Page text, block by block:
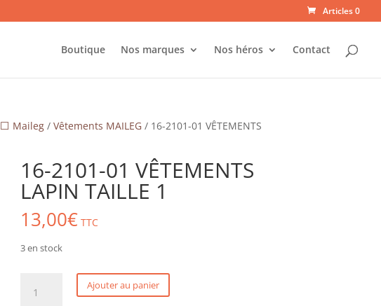
Articles 0
Boutique Nos marques Nos héros Contact
⬜ Maileg/ Vêtements MAILEG/ 16-2101-01 VÊTEMENTS
16-2101-01 VÊTEMENTS
LAPIN TAILLE 1
13,00€ TTC
3 en stock
Ajouter au panier